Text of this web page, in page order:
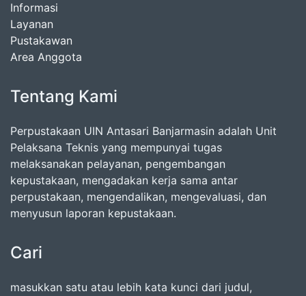
Informasi
Layanan
Pustakawan
Area Anggota
Tentang Kami
Perpustakaan UIN Antasari Banjarmasin adalah Unit
Pelaksana Teknis yang mempunyai tugas
melaksanakan pelayanan, pengembangan
kepustakaan, mengadakan kerja sama antar
perpustakaan, mengendalikan, mengevaluasi, dan
menyusun laporan kepustakaan.
Cari
masukkan satu atau lebih kata kunci dari judul,